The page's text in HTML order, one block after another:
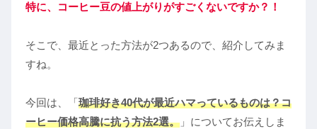
特に、コーヒー豆の値上がりがすごくないですか？！
そこで、最近とった方法が2つあるので、紹介してみま
すね。
今回は、「珈琲好き40代が最近ハマっているものは？コ
ーヒー価格高騰に抗う方法2選。 」についてお伝えしま